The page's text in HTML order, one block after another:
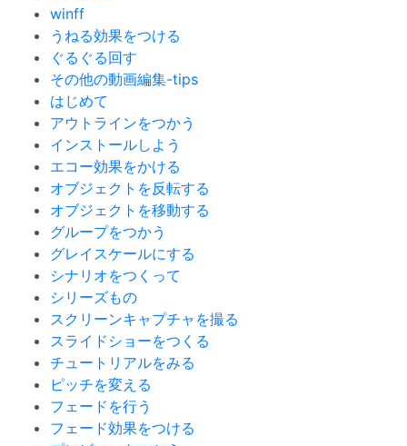
winff
うねる効果をつける
ぐるぐる回す
その他の動画編集-tips
はじめて
アウトラインをつかう
インストールしよう
エコー効果をかける
オブジェクトを反転する
オブジェクトを移動する
グループをつかう
グレイスケールにする
シナリオをつくって
シリーズもの
スクリーンキャプチャを撮る
スライドショーをつくる
チュートリアルをみる
ピッチを変える
フェードを行う
フェード効果をつける